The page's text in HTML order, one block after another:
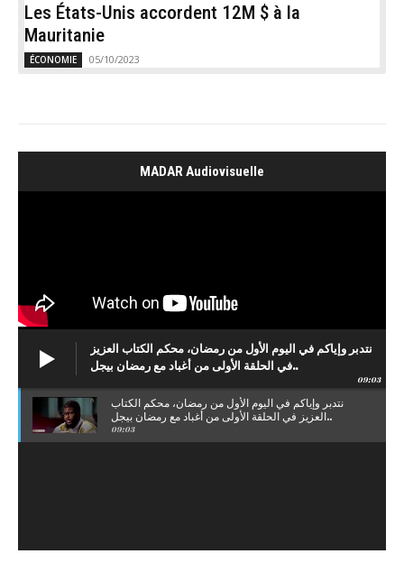
Les États-Unis accordent 12M $ à la
Mauritanie
ÉCONOMIE 05/10/2023
MADAR Audiovisuelle
نتدبر وإياكم في اليوم الأول من رمضان، محكم الكتاب العزيز
في الحلقة الأولى من أغباد مع رمضان بيجل..
09:03
نتدبر وإياكم في اليوم الأول من رمضان، محكم الكتاب
العزيز في الحلقة الأولى من أغباد مع رمضان بيجل..
09:03